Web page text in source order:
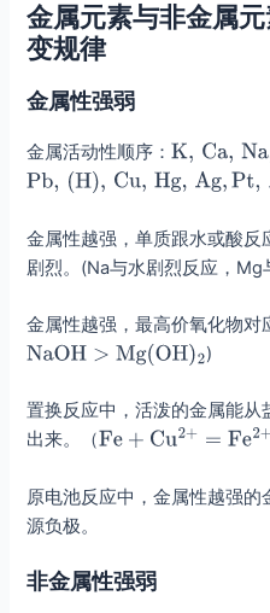
金属元素与非金属
变规律
金属性强弱
金属活动性顺序：
金属性越强，单质跟水或酸
剧烈。(Na与水剧烈反应，Mg
金属性越强，最高价氧化物对
)
置换反应中，活泼的金属能
出来。（
原电池反应中，金属性越强
源负极。
非金属性强弱